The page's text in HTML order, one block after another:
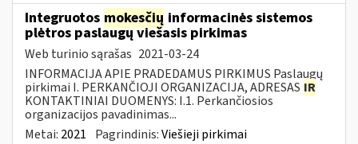
Integruotos mokesčių informacinės sistemos
plėtros paslaugų viešasis pirkimas
Web turinio sąrašas 2021-03-24
INFORMACIJA APIE PRADEDAMUS PIRKIMUS Paslaugų
pirkimai I. PERKANČIOJI ORGANIZACIJA, ADRESAS IR
KONTAKTINIAI DUOMENYS: I.1. Perkančiosios
organizacijos pavadinimas...
Metai: 2021 Pagrindinis:Viešieji pirkimai